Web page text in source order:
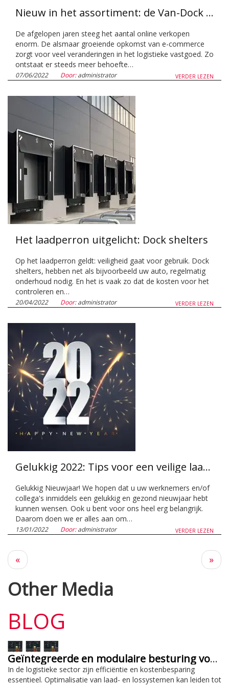
Nieuw in het assortiment: de Van-Dock Shelter
De afgelopen jaren steeg het aantal online verkopen
enorm. De alsmaar groeiende opkomst van e-commerce
zorgt voor veel veranderingen in het logistieke vastgoed. Zo
ontstaat er steeds meer behoefte…
VERDER LEZEN
07/06/2022 Door:administrator
Het laadperron uitgelicht: Dock shelters
Op het laadperron geldt: veiligheid gaat voor gebruik. Dock
shelters, hebben net als bijvoorbeeld uw auto, regelmatig
onderhoud nodig. En het is vaak zo dat de kosten voor het
controleren en…
VERDER LEZEN
20/04/2022 Door:administrator
Gelukkig 2022: Tips voor een veilige laad- en losomgeving
Gelukkig Nieuwjaar! We hopen dat u uw werknemers en/of
collega's inmiddels een gelukkig en gezond nieuwjaar hebt
kunnen wensen. Ook u bent voor ons heel erg belangrijk.
Daarom doen we er alles aan om…
VERDER LEZEN
13/01/2022 Door:administrator
Vorige
pagina
« »
Other Media
BLOG
Geïntegreerde en modulaire besturing voor efficiëntie en kostenbesparing
In de logistieke sector zijn efficiëntie en kostenbesparing
essentieel. Optimalisatie van laad- en lossystemen kan leiden tot